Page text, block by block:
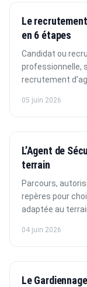
Le
en 6 étapes
Candidat ou
professionnelle,
recrutement
05 juin 2026
L’Agent de
terrain
Parcours,
repères pour
adaptée au
04 juin 2026
Le